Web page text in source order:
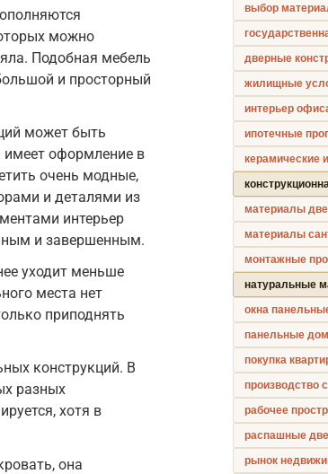
можно
Подобная мебель
и просторный
может быть
оформление в
очень модные,
и деталями из
интерьер
и завершенным.
уходит меньше
места нет
приподнять
конструкций. В
разных
хотя в
она
выбор
дверные
жилищные
интерьер
ипотечные
керамические
материалы
материалы
монтажные
натуральные
окна
панельные
покупка
производство
рабочее
распашные
рынок